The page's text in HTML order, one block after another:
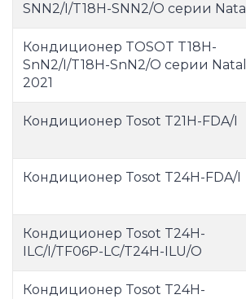
SNN2/I/T18H-SNN2/O серии Natal
Кондиционер TOSOT T18H-
SnN2/I/T18H-SnN2/O серии Natal
2021
Кондиционер Tosot T21H-FDA/I
Кондиционер Tosot T24H-FDA/I
Кондиционер Tosot T24H-
ILC/I/TF06P-LC/T24H-ILU/O
Кондиционер Tosot T24H-